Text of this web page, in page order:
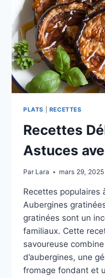
UNE
CUISINE
SINCÈRE
PLATS RECETTES
Recettes
Astuces
Par Lara mars 29, 2025
Recettes populaires
Aubergines
gratinées sont un
familiaux. Cette
savoureuse
d’aubergines, une
fromage fondant et